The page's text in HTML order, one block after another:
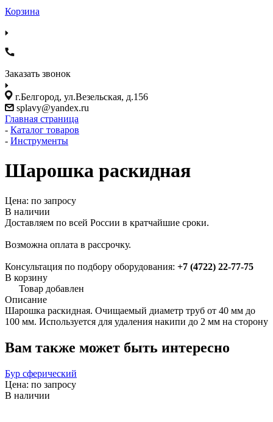
Корзина
Заказать звонок
г.Белгород, ул.Везельская, д.156
splavy@yandex.ru
Главная страница
- Каталог товаров
- Инструменты
Шарошка раскидная
Цена: по запросу
В наличии
Доставляем по всей России в кратчайшие сроки.
Возможна оплата в рассрочку.
Консультация по подбору оборудования: +7 (4722) 22-77-75
В корзину
Товар добавлен
Описание
Шарошка раскидная. Очищаемый диаметр труб от 40 мм до
100 мм. Используется для удаления накипи до 2 мм на сторону
Вам также может быть интересно
Бур сферический
Цена: по запросу
В наличии